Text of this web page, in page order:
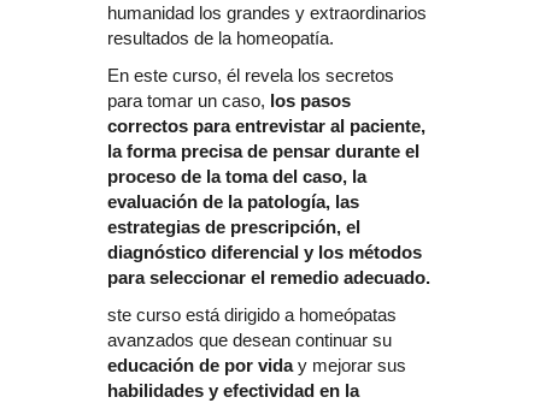
humanidad los grandes y extraordinarios
resultados de la homeopatía.
En este curso, él revela los secretos
para tomar un caso, los pasos
correctos para entrevistar al paciente,
la forma precisa de pensar durante el
proceso de la toma del caso, la
evaluación de la patología, las
estrategias de prescripción, el
diagnóstico diferencial y los métodos
para seleccionar el remedio adecuado.
ste curso está dirigido a homeópatas
avanzados que desean continuar su
educación de por viday mejorar sus
habilidades y efectividad en la